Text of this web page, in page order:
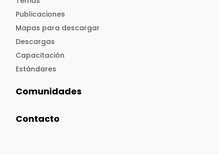
Publicaciones
Mapas para descargar
Descargas
Capacitación
Estándares
Comunidades
Contacto